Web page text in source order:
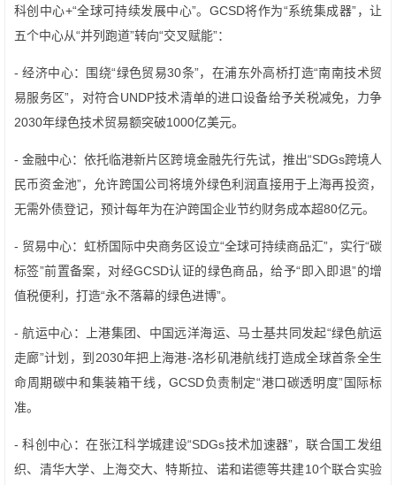
科创中心+“全球可持续发展中心”。GCSD将作为“系统集成器”，让
五个中心从“并列跑道”转向“交叉赋能”：
- 经济中心：围绕“绿色贸易30条”，在浦东外高桥打造“南南技术贸
易服务区”，对符合UNDP技术清单的进口设备给予关税减免，力争
2030年绿色技术贸易额突破1000亿美元。
- 金融中心：依托临港新片区跨境金融先行先试，推出“SDGs跨境人
民币资金池”，允许跨国公司将境外绿色利润直接用于上海再投资，
无需外债登记，预计每年为在沪跨国企业节约财务成本超80亿元。
- 贸易中心：虹桥国际中央商务区设立“全球可持续商品汇”，实行“碳
标签”前置备案，对经GCSD认证的绿色商品，给予“即入即退”的增
值税便利，打造“永不落幕的绿色进博”。
- 航运中心：上港集团、中国远洋海运、马士基共同发起“绿色航运
走廊”计划，到2030年把上海港-洛杉矶港航线打造成全球首条全生
命周期碳中和集装箱干线，GCSD负责制定“港口碳透明度”国际标
准。
- 科创中心：在张江科学城建设“SDGs技术加速器”，联合国工发组
织、清华大学、上海交大、特斯拉、诺和诺德等共建10个联合实验